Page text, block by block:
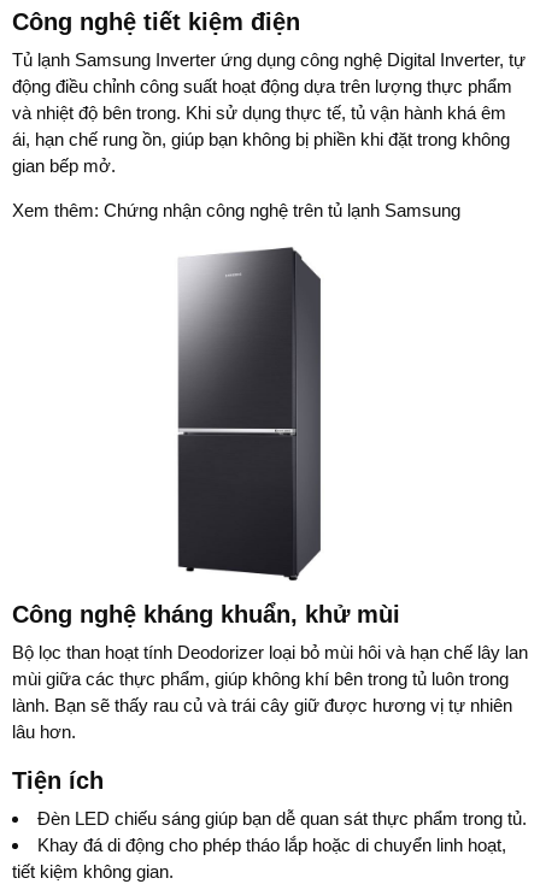
Công nghệ tiết kiệm điện
Tủ lạnh Samsung Inverter ứng dụng công nghệ Digital Inverter, tự
động điều chỉnh công suất hoạt động dựa trên lượng thực phẩm
và nhiệt độ bên trong. Khi sử dụng thực tế, tủ vận hành khá êm
ái, hạn chế rung ồn, giúp bạn không bị phiền khi đặt trong không
gian bếp mở.
Xem thêm: Chứng nhận công nghệ trên tủ lạnh Samsung
Công nghệ kháng khuẩn, khử mùi
Bộ lọc than hoạt tính Deodorizer loại bỏ mùi hôi và hạn chế lây lan
mùi giữa các thực phẩm, giúp không khí bên trong tủ luôn trong
lành. Bạn sẽ thấy rau củ và trái cây giữ được hương vị tự nhiên
lâu hơn.
Tiện ích
Đèn LED chiếu sáng giúp bạn dễ quan sát thực phẩm trong tủ.
Khay đá di động cho phép tháo lắp hoặc di chuyển linh hoạt,
tiết kiệm không gian.